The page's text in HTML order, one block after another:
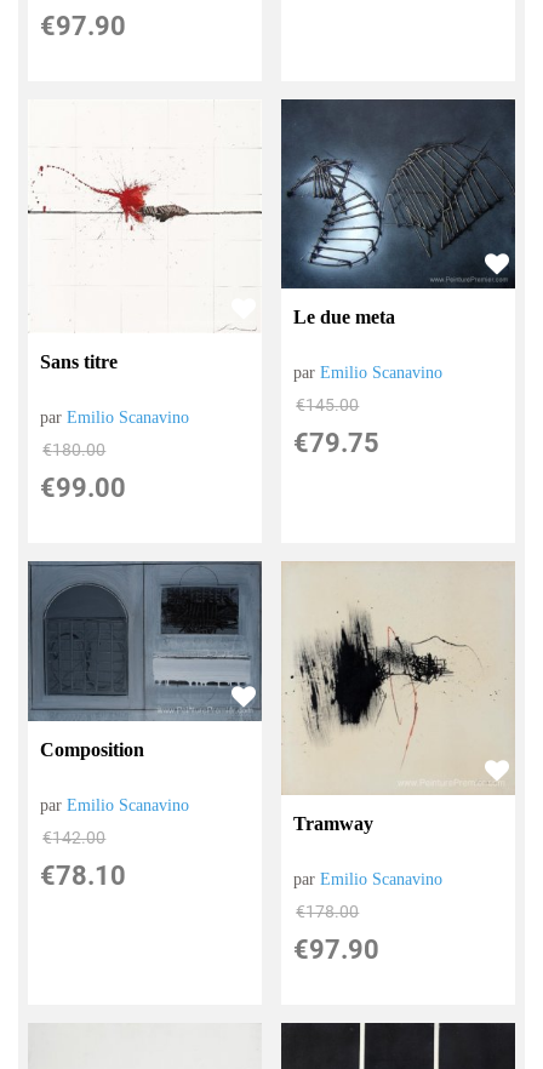
€97.90
Sans titre
parEmilio Scanavino
€180.00
€99.00
Le due meta
parEmilio Scanavino
€145.00
€79.75
Composition
parEmilio Scanavino
€142.00
€78.10
Tramway
parEmilio Scanavino
€178.00
€97.90